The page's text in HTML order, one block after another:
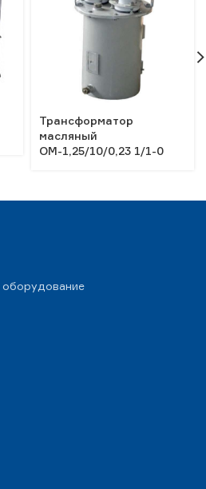
Трансформатор
масляный
ОМ-1,25/10/0,23 1/1-0